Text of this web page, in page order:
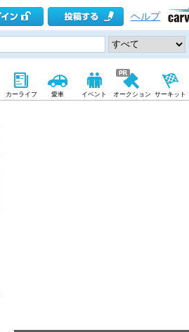
ヘルプ
カーライフ 愛車 イベント オークション サーキット